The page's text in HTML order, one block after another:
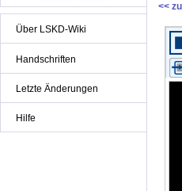
Über LSKD-Wiki
Handschriften
Letzte Änderungen
Hilfe
<<